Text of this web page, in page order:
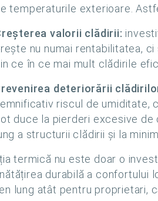
temperaturile exterioare.
valorii clădirii:
nu numai rentabilitatea,
ce în ce mai mult clădirile
deteriorării
riscul de umiditate,
duce la pierderi excesive
a structurii clădirii și la
termică nu este doar o
durabilă a confortului
lung atât pentru proprietari,